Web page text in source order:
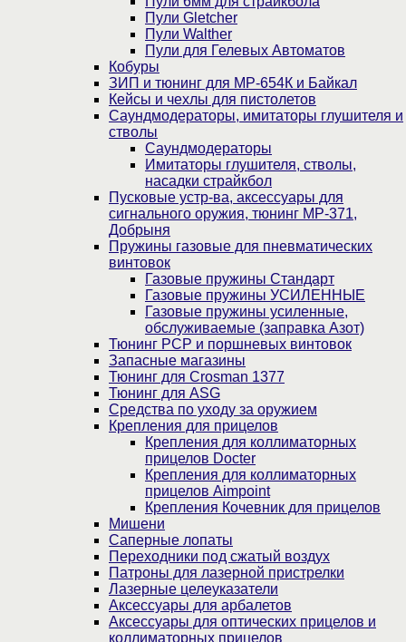
Пули Gletcher
Пули Walther
Пули для Гелевых Автоматов
Кобуры
ЗИП и тюнинг для МР-654К и Байкал
Кейсы и чехлы для пистолетов
Саундмодераторы, имитаторы глушителя и
стволы
Саундмодераторы
Имитаторы глушителя, стволы,
насадки страйкбол
Пусковые устр-ва, аксессуары для
сигнального оружия, тюнинг МР-371,
Добрыня
Пружины газовые для пневматических
винтовок
Газовые пружины Стандарт
Газовые пружины УСИЛЕННЫЕ
Газовые пружины усиленные,
обслуживаемые (заправка Азот)
Тюнинг PCP и поршневых винтовок
Запасные магазины
Тюнинг для Crosman 1377
Тюнинг для ASG
Средства по уходу за оружием
Крепления для прицелов
Крепления для коллиматорных
прицелов Docter
Крепления для коллиматорных
прицелов Aimpoint
Крепления Кочевник для прицелов
Мишени
Саперные лопаты
Переходники под сжатый воздух
Патроны для лазерной пристрелки
Лазерные целеуказатели
Аксессуары для арбалетов
Аксессуары для оптических прицелов и
коллиматорных прицелов